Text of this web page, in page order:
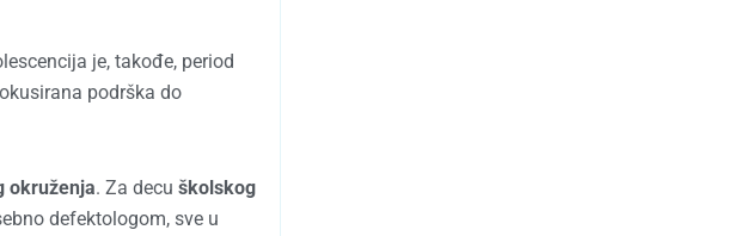
je, takođe, period
podrška do
okruženja. Za decu školskog
defektologom, sve u